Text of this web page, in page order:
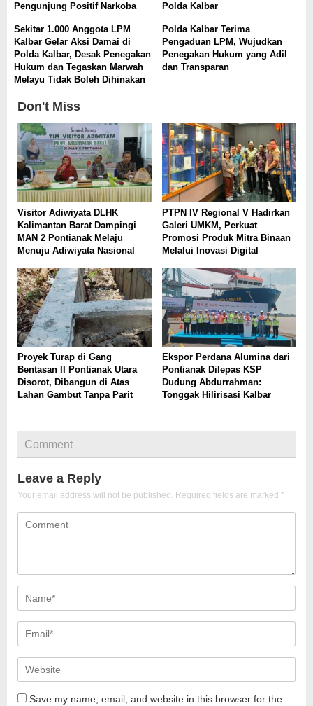
Pengunjung Positif Narkoba
Polda Kalbar
Sekitar 1.000 Anggota LPM
Kalbar Gelar Aksi Damai di
Polda Kalbar, Desak Penegakan
Hukum dan Tegaskan Marwah
Melayu Tidak Boleh Dihinakan
Polda Kalbar Terima
Pengaduan LPM, Wujudkan
Penegakan Hukum yang Adil
dan Transparan
Don't Miss
Visitor Adiwiyata DLHK
Kalimantan Barat Dampingi
MAN 2 Pontianak Melaju
Menuju Adiwiyata Nasional
PTPN IV Regional V Hadirkan
Galeri UMKM, Perkuat
Promosi Produk Mitra Binaan
Melalui Inovasi Digital
Proyek Turap di Gang
Bentasan II Pontianak Utara
Disorot, Dibangun di Atas
Lahan Gambut Tanpa Parit
Ekspor Perdana Alumina dari
Pontianak Dilepas KSP
Dudung Abdurrahman:
Tonggak Hilirisasi Kalbar
Comment
Leave a Reply
Your email address will not be published. Required fields are marked *
Save my name, email, and website in this browser for the